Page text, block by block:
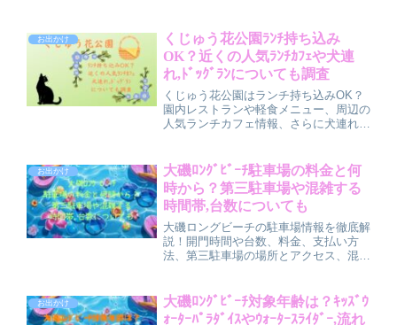
る話題の謎解き、ぜひ計画に役立ててく
ださい♪今年の新作！西武園ゆ...
お出かけ
くじゅう花公園ﾗﾝﾁ持ち込み
OK？近くの人気ﾗﾝﾁｶﾌｪや犬連
れ,ﾄﾞｯｸﾞﾗﾝについても調査
くじゅう花公園はランチ持ち込みOK？
園内レストランや軽食メニュー、周辺の
人気ランチカフェ情報、さらに犬連れで
ちゃん連れ、それぞれが快適に楽しめる
コツを分かりやすく解説しています。
お出かけ
大磯ﾛﾝｸﾞﾋﾞｰﾁ駐車場の料金と何
時から？第三駐車場や混雑する
時間帯,台数についても
大磯ロングビーチの駐車場情報を徹底解
説！開門時間や台数、料金、支払い方
法、第三駐車場の場所とアクセス、混雑
リストも掲載しています。快適な夏レジ
ャー準備に◎
お出かけ
大磯ﾛﾝｸﾞﾋﾞｰﾁ対象年齢は？ｷｯｽﾞｳ
ｫｰﾀｰﾊﾟﾗﾀﾞｲｽやｳｫｰﾀｰｽﾗｲﾀﾞｰ,流れ